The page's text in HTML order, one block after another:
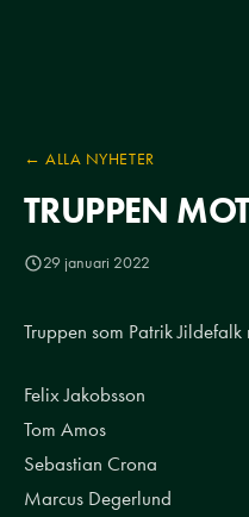
← ALLA NYHETER
TRUPPEN
29 januari 2022
Truppen som Patrik
Felix Jakobsson
Tom Amos
Sebastian Crona
Marcus Degerlund